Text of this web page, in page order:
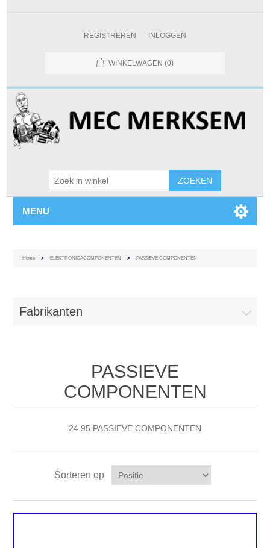
REGISTREREN INLOGGEN
WINKELWAGEN (0)
MENU
Home > ELEKTRONICACOMPONENTEN > PASSIEVE COMPONENTEN
Fabrikanten
PASSIEVE
COMPONENTEN
24.95 PASSIEVE COMPONENTEN
Sorteren op